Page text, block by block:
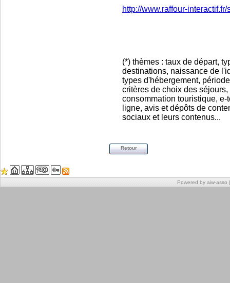
http://www.raffour-
(*) thèmes : taux de départ,
destinations, naissance de
types d'hébergement,
critères de choix des
consommation touristique,
ligne, avis et dépôts de
sociaux et leurs contenus...
Retour
Powered by aiw-asso